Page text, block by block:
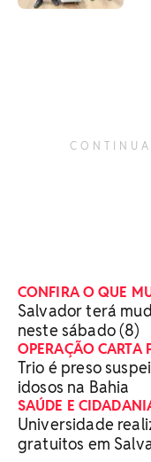
CONFIRA O QUE
Salvador terá
neste sábado (8)
OPERAÇÃO CARTA
Trio é preso
idosos na Bahia
SAÚDE E
Universidade
gratuitos em